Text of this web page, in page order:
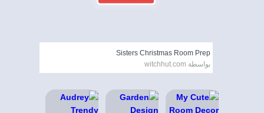
Sisters Christmas Room Prep
بواسطة witchhut.com